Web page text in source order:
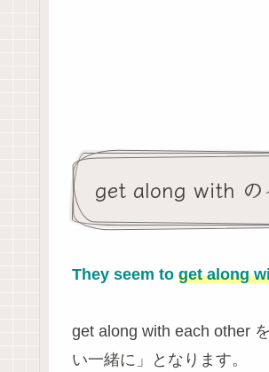
get along with の
They seem to get along
get along with each other
い一緒に」となります。